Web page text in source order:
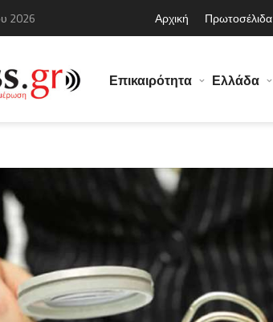
2026 Αρχική Πρωτοσέλιδα
Επικαιρότητα Ελλάδα